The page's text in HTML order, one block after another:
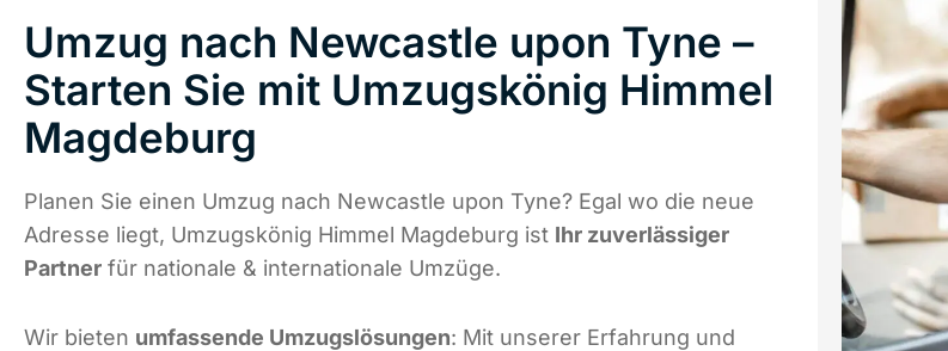
Umzug nach Newcastle upon Tyne –
Starten Sie mit Umzugskönig Himmel
Magdeburg
Planen Sie einen Umzug nach Newcastle upon Tyne? Egal wo die neue
Adresse liegt, Umzugskönig Himmel Magdeburg ist Ihr zuverlässiger
Partner für nationale & internationale Umzüge.
Wir bieten umfassende Umzugslösungen: Mit unserer Erfahrung und